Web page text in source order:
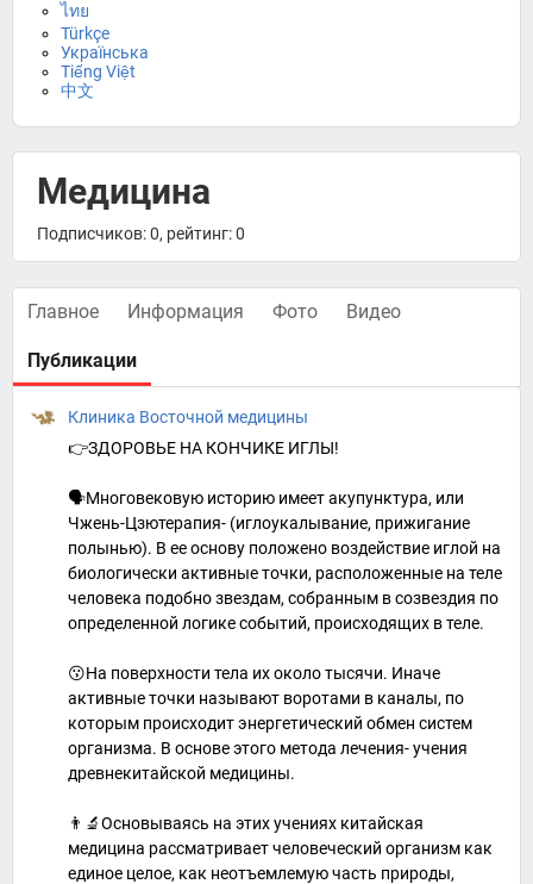
ไทย
Türkçe
Українська
Tiếng Việt
中文
Медицина
Подписчиков: 0, рейтинг: 0
Главное Информация Фото Видео
Публикации
Клиника Восточной медицины
👉ЗДОРОВЬЕ НА КОНЧИКЕ ИГЛЫ!
🗣Многовековую историю имеет акупунктура, или
Чжень-Цзютерапия- (иглоукалывание, прижигание
полынью). В ее основу положено воздействие иглой на
биологически активные точки, расположенные на теле
человека подобно звездам, собранным в созвездия по
определенной логике событий, происходящих в теле.
😗На поверхности тела их около тысячи. Иначе
активные точки называют воротами в каналы, по
которым происходит энергетический обмен систем
организма. В основе этого метода лечения- учения
древнекитайской медицины.
👨‍🔬Основываясь на этих учениях китайская
медицина рассматривает человеческий организм как
единое целое, как неотъемлемую часть природы,